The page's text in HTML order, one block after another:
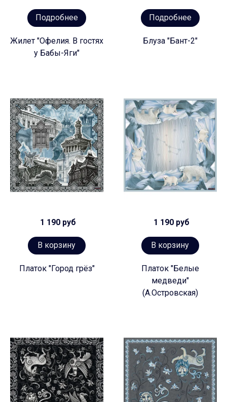
Подробнее
Жилет "Офелия. В гостях
у Бабы-Яги"
Подробнее
Блуза "Бант-2"
1 190 руб
В корзину
Платок "Город грёз"
1 190 руб
В корзину
Платок "Белые
медведи"
(А.Островская)